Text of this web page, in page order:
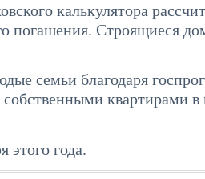
калькулятора
погашения. Строящиеся
семьи благодаря
квартирами
этого года.